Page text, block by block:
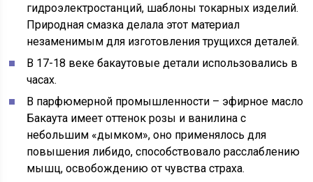
гидроэлектростанций, шаблоны токарных изделий.
Природная смазка делала этот материал
незаменимым для изготовления трущихся деталей.
В 17-18 веке бакаутовые детали использовались в
часах.
В парфюмерной промышленности – эфирное масло
Бакаута имеет оттенок розы и ванилина с
небольшим «дымком», оно применялось для
повышения либидо, способствовало расслаблению
мышц, освобождению от чувства страха.